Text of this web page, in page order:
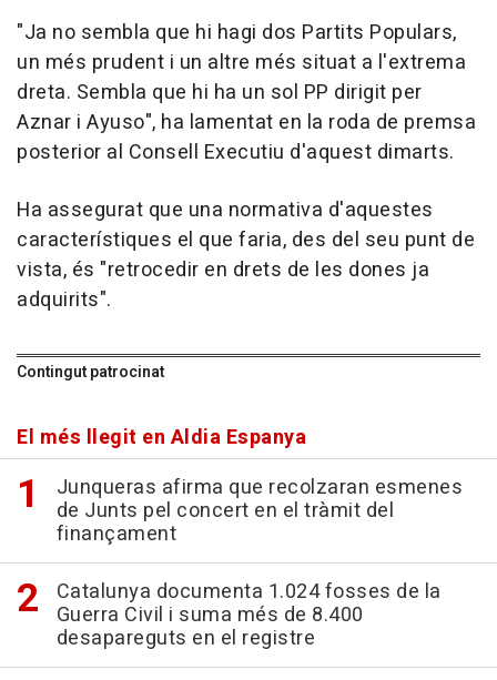
"Ja no sembla que hi hagi dos Partits Populars,
un més prudent i un altre més situat a l'extrema
dreta. Sembla que hi ha un sol PP dirigit per
Aznar i Ayuso", ha lamentat en la roda de premsa
posterior al Consell Executiu d'aquest dimarts.
Ha assegurat que una normativa d'aquestes
característiques el que faria, des del seu punt de
vista, és "retrocedir en drets de les dones ja
adquirits".
Contingut patrocinat
El més llegit en Aldia Espanya
Junqueras afirma que recolzaran esmenes
de Junts pel concert en el tràmit del
finançament
Catalunya documenta 1.024 fosses de la
Guerra Civil i suma més de 8.400
desapareguts en el registre